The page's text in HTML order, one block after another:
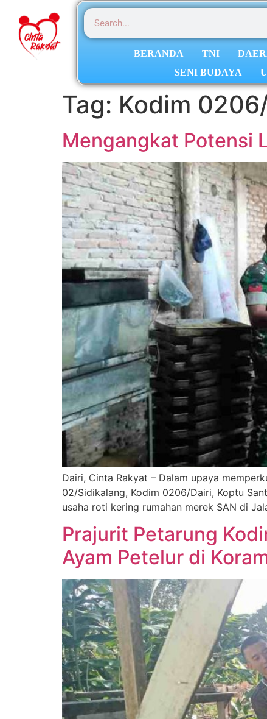
BERANDA TNI
SENI BUDAYA
Tag: Kodim
Mengangkat Potensi
Dairi, Cinta Rakyat – Dalam upaya
02/Sidikalang, Kodim 0206/Dairi, Koptu
usaha roti kering rumahan merek SAN di
Prajurit Petarung
Ayam Petelur di